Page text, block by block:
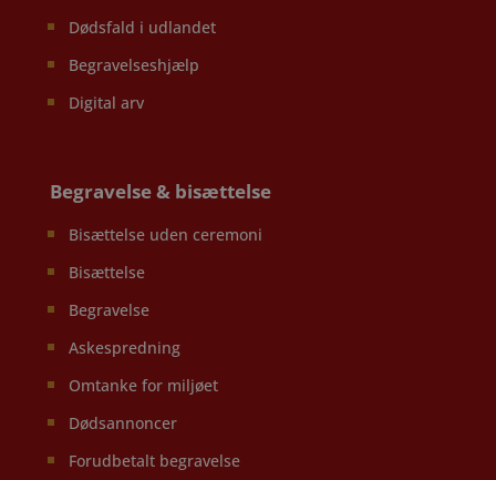
Dødsfald i udlandet
Begravelseshjælp
Digital arv
Begravelse & bisættelse
Bisættelse uden ceremoni
Bisættelse
Begravelse
Askespredning
Omtanke for miljøet
Dødsannoncer
Forudbetalt begravelse